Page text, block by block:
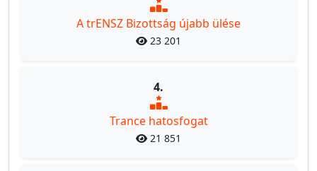
A trENSZ Bizottság újabb ülése
23 201
4.
Trance hatosfogat
21 851